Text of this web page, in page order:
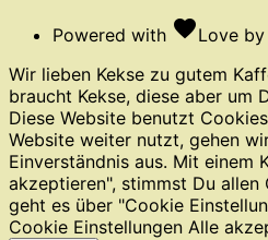
Powered with favoriteLove by
Wir lieben Kekse zu gutem
braucht Kekse, diese aber um
Diese Website benutzt
Website weiter nutzt, gehen
Einverständnis aus. Mit einem
akzeptieren", stimmst Du allen
geht es über "Cookie
Cookie Einstellungen Alle